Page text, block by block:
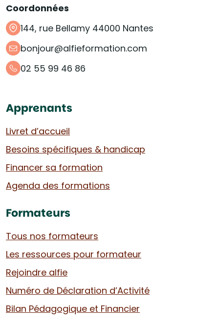
Coordonnées
144, rue Bellamy 44000 Nantes
bonjour@alfieformation.com
02 55 99 46 86
Apprenants
Livret d’accueil
Besoins spécifiques & handicap
Financer sa formation
Agenda des formations
Formateurs
Tous nos formateurs
Les ressources pour formateur
Rejoindre alfie
Numéro de Déclaration d’Activité
Bilan Pédagogique et Financier